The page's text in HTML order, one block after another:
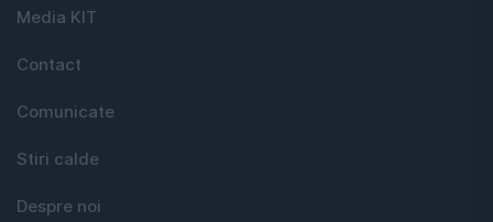
Media KIT
Contact
Comunicate
Stiri calde
Despre noi